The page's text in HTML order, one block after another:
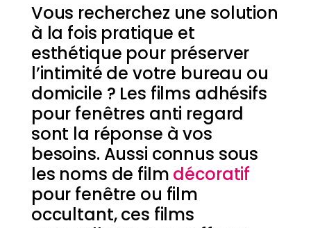
Vous recherchez une solution
à la fois pratique et
esthétique pour préserver
l’intimité de votre bureau ou
domicile ? Les films adhésifs
pour fenêtres anti regard
sont la réponse à vos
besoins. Aussi connus sous
les noms de film décoratif
pour fenêtre ou film
occultant, ces films